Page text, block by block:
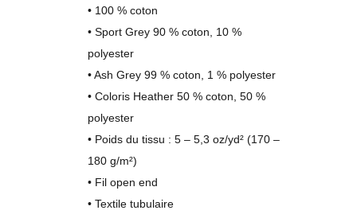
• 100 % coton
• Sport Grey 90 % coton, 10 %
polyester
• Ash Grey 99 % coton, 1 % polyester
• Coloris Heather 50 % coton, 50 %
polyester
• Poids du tissu : 5 – 5,3 oz/yd² (170 –
180 g/m²)
• Fil open end
• Textile tubulaire